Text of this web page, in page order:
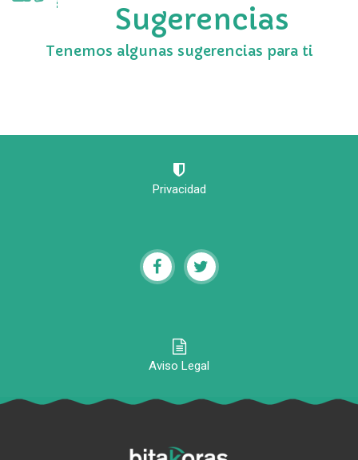
Sugerencias
Tenemos algunas sugerencias para ti
Privacidad
Aviso Legal